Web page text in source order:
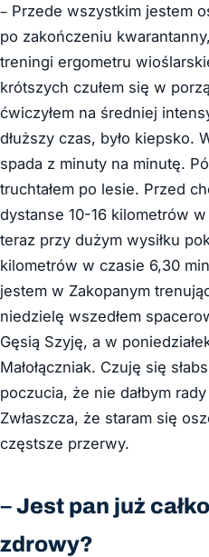
– Przede wszystkim jestem
po zakończeniu
treningi ergometru
krótszych czułem się w
ćwiczyłem na średniej
dłuższy czas, było kiepsko.
spada z minuty na minutę.
truchtałem po lesie. Przed
dystanse 10-16 kilometrów
teraz przy dużym wysiłku
kilometrów w czasie 6,30
jestem w Zakopanym
niedzielę wszedłem
Gęsią Szyję, a w
Małołączniak. Czuję się
poczucia, że nie dałbym
Zwłaszcza, że staram się
częstsze przerwy.
– Jest pan już
zdrowy?